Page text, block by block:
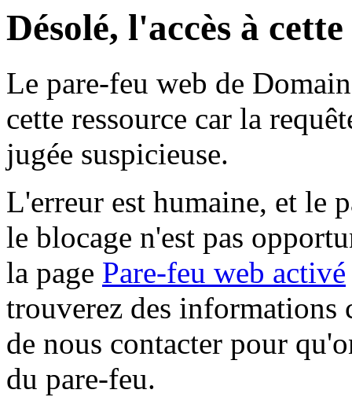
Désolé, l'accès à
Le pare-feu web de
cette ressource car la
jugée suspicieuse.
L'erreur est humaine, et le
le blocage n'est pas
la page Pare-feu web activé
trouverez des informations
de nous contacter pour
du pare-feu.